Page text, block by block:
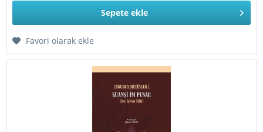
Sepete ekle
Favori olarak ekle